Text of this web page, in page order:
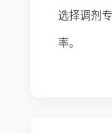
选择调剂
率。